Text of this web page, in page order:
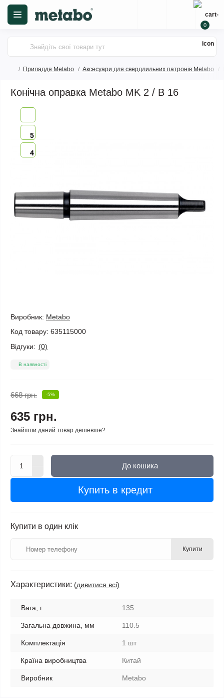
0
Приладдя Metabo Аксесуари для свердлильних патронів Metabo
Конічна оправка Metabo MK 2 / B 16
5
4
Виробник: Metabo
Код товару: 635115000
Відгуки: (0)
В наявності
668 грн. -5%
635 грн.
Знайшли даний товар дешевше?
До кошика
Купить в кредит
Купити в один клік
Купити
Характеристики: (дивитися всі)
Вага, г 135
Загальна довжина, мм 110.5
Комплектація 1 шт
Країна виробництва Китай
Виробник Metabo